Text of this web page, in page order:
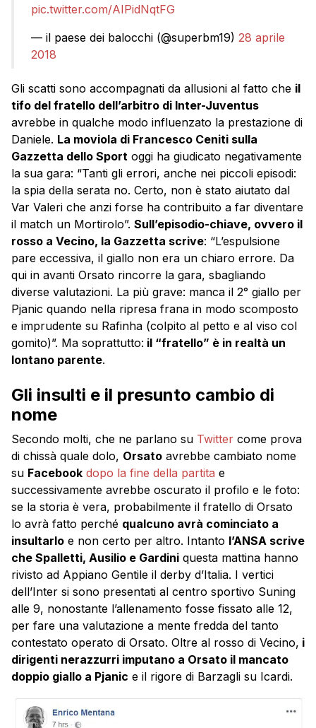
pic.twitter.com/AIPidNqtFG
— il paese dei balocchi (@superbm19) 28 aprile
2018
Gli scatti sono accompagnati da allusioni al fatto che il
tifo del fratello dell’arbitro di Inter-Juventus
avrebbe in qualche modo influenzato la prestazione di
Daniele. La moviola di Francesco Ceniti sulla
Gazzetta dello Sport oggi ha giudicato negativamente
la sua gara: “Tanti gli errori, anche nei piccoli episodi:
la spia della serata no. Certo, non è stato aiutato dal
Var Valeri che anzi forse ha contribuito a far diventare
il match un Mortirolo”. Sull’episodio-chiave, ovvero il
rosso a Vecino, la Gazzetta scrive: “L’espulsione
pare eccessiva, il giallo non era un chiaro errore. Da
qui in avanti Orsato rincorre la gara, sbagliando
diverse valutazioni. La più grave: manca il 2° giallo per
Pjanic quando nella ripresa frana in modo scomposto
e imprudente su Rafinha (colpito al petto e al viso col
gomito)”. Ma soprattutto: il “fratello” è in realtà un
lontano parente.
Gli insulti e il presunto cambio di
nome
Secondo molti, che ne parlano su Twitter come prova
di chissà quale dolo, Orsato avrebbe cambiato nome
su Facebook dopo la fine della partita e
successivamente avrebbe oscurato il profilo e le foto:
se la storia è vera, probabilmente il fratello di Orsato
lo avrà fatto perché qualcuno avrà cominciato a
insultarlo e non certo per altro. Intanto l’ANSA scrive
che Spalletti, Ausilio e Gardini questa mattina hanno
rivisto ad Appiano Gentile il derby d’Italia. I vertici
dell’Inter si sono presentati al centro sportivo Suning
alle 9, nonostante l’allenamento fosse fissato alle 12,
per fare una valutazione a mente fredda del tanto
contestato operato di Orsato. Oltre al rosso di Vecino, i
dirigenti nerazzurri imputano a Orsato il mancato
doppio giallo a Pjanic e il rigore di Barzagli su Icardi.